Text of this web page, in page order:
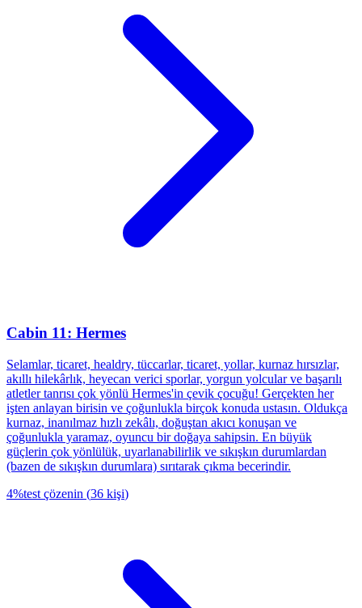
Cabin 11: Hermes
Selamlar, ticaret, healdry, tüccarlar, ticaret, yollar, kurnaz hırsızlar,
akıllı hilekârlık, heyecan verici sporlar, yorgun yolcular ve başarılı
atletler tanrısı çok yönlü Hermes'in çevik çocuğu! Gerçekten her
işten anlayan birisin ve çoğunlukla birçok konuda ustasın. Oldukça
kurnaz, inanılmaz hızlı zekâlı, doğuştan akıcı konuşan ve
çoğunlukla yaramaz, oyuncu bir doğaya sahipsin. En büyük
güçlerin çok yönlülük, uyarlanabilirlik ve sıkışkın durumlardan
(bazen de sıkışkın durumlara) sırıtarak çıkma becerindir.
4%test çözenin (36 kişi)